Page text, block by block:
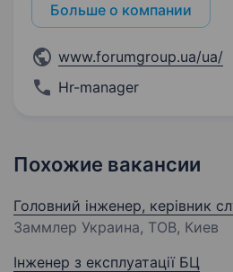
Больше о компании
www.forumgroup.ua/ua/
Hr-manager
Похожие вакансии
Головний інженер, керівник
Заммлер Украина, ТОВ, Киев
Інженер з експлуатації БЦ